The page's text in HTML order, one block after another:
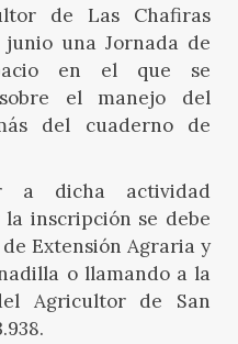
de Las Chafiras
una Jornada de
en el que se
el manejo del
del cuaderno de
a dicha actividad
inscripción se debe
Extensión Agraria y
o llamando a la
Agricultor de San